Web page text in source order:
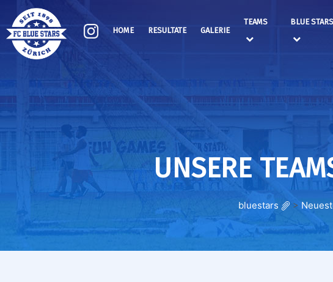
HOME RESULTATE GALERIE
TEAMS BLUE STARS
UNSERE
bluestars >